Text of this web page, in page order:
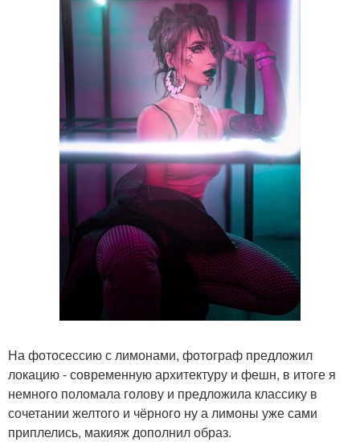
На фотосессию с лимонами, фотограф предложил
локацию - современную архитектуру и фешн, в итоге я
немного поломала голову и предложила классику в
сочетании желтого и чёрного ну а лимоны уже сами
приплелись, макияж дополнил образ.